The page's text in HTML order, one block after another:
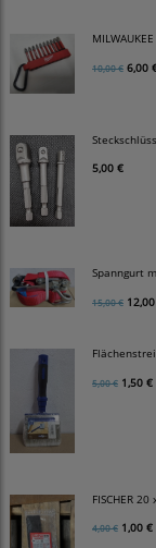
10,00 € 6,00
5,00 €
Spanngurt
15,00 €
5,00 € 1,50 €
FISCHER
4,00 € 1,00 €